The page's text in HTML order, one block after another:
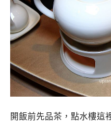
開飯前先品茶，點水樓這